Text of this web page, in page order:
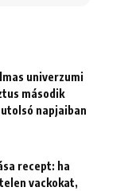
univerzumi
második
napjaiban
recept: ha
vackokat,